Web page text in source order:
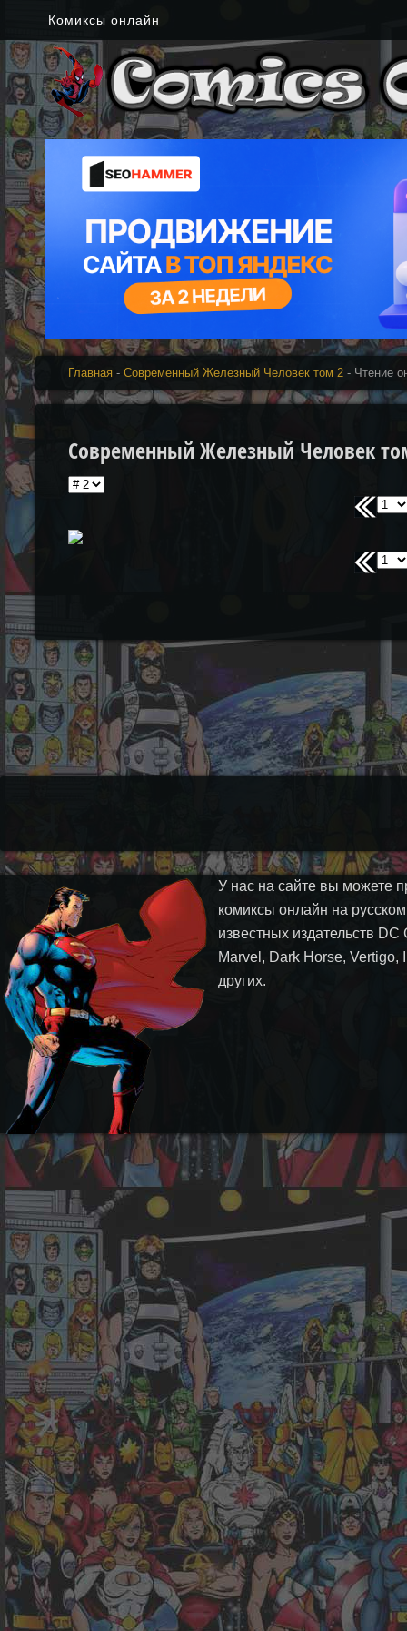
Комиксы онлайн
Главная -Современный Железный Человек том 2 - Чтение
Современный Железный Человек
У нас на сайте вы можете
комиксы онлайн на
известных издательств DC
Marvel, Dark Horse, Vertigo,
других.